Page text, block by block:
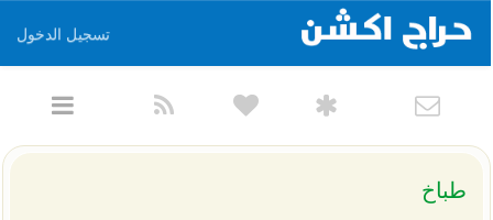
تسجيل الدخول
طباخ